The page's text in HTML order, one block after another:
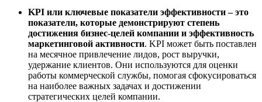
KPI или ключевые показатели эффективности – это
показатели, которые демонстрируют степень
достижения бизнес-целей компании и эффективность
маркетинговой активности. KPI может быть поставлен
на месячное привлечение лидов, рост выручки,
удержание клиентов. Они используются для оценки
работы коммерческой службы, помогая сфокусироваться
на наиболее важных задачах и достижении
стратегических целей компании.